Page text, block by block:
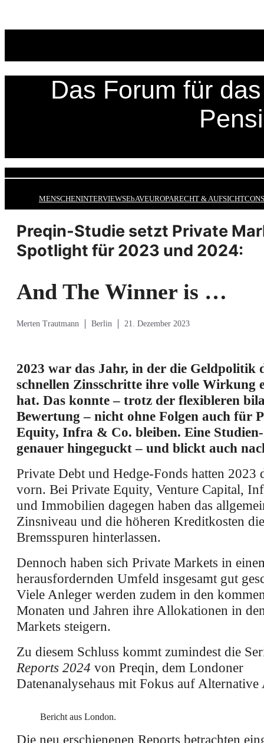
Das Forum für
MENSCHENINTERVIEWSEbAVEUROPARECHT & AUFSICHT
Preqin-Studie setzt Private
Spotlight für 2023 und 2024:
And The Winner is …
Merten Trautmann Berlin 21. Dezember 2023
2023 war das Jahr, in der die Geldpolitik
schnellen Zinsschritte ihre volle Wirkung
hat. Das konnte – trotz der flexibleren
Bewertung – nicht ohne Folgen auch für
Equity, Infra & Co. bleiben. Eine
genauer hingeguckt – und blickt auch
Private Debt und Hedge-Fonds hatten 2023
vorn. Bei Private Equity, Venture Capital,
und Immobilien dagegen haben das
Zinsniveau und die höheren Kreditkosten
Bremsspuren hinterlassen.
Dennoch haben sich Private Markets in
herausfordernden Umfeld insgesamt gut
Viele Anleger werden zudem in den
Monaten und Jahren ihre Allokationen in
Markets steigern.
Zu diesem Schluss kommt zumindest die
Reports 2024 von Preqin, dem Londoner
Datenanalysehaus mit Fokus auf Alternative
Bericht aus London.
Die neu erschienenen Reports betrachten